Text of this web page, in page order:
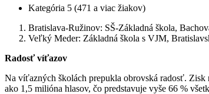
Kategória 5 (471 a viac žiakov)
Bratislava-Ružinov: SŠ-Základná škola,
Veľký Meder: Základná škola s VJM,
Radosť víťazov
Na víťazných školách prepukla obrovská radosť.
ako 1,5 milióna hlasov, čo predstavuje vyše 66 %